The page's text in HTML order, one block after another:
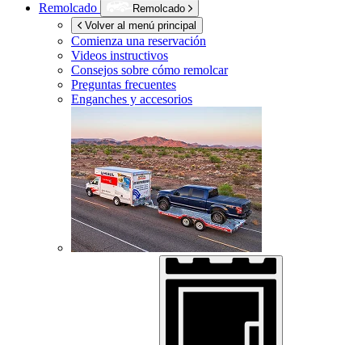
Remolcado
Remolcado
Volver al menú principal
Comienza una reservación
Videos instructivos
Consejos sobre cómo remolcar
Preguntas frecuentes
Enganches y accesorios